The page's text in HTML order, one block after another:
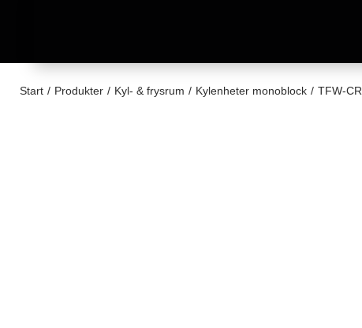
Start / Produkter / Kyl- & frysrum / Kylenheter monoblock / TFW-